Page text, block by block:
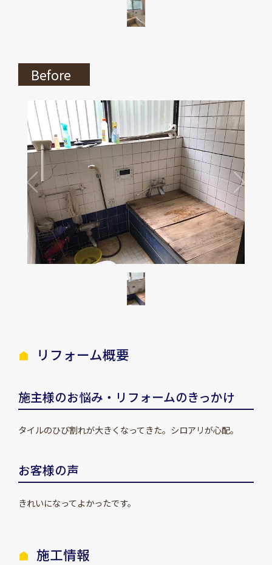
Before
リフォーム概要
施主様のお悩み・リフォームのきっかけ
タイルのひび割れが大きくなってきた。シロアリが心配。
お客様の声
きれいになってよかったです。
施工情報